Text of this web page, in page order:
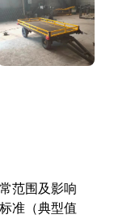
范围及影响
准（典型值